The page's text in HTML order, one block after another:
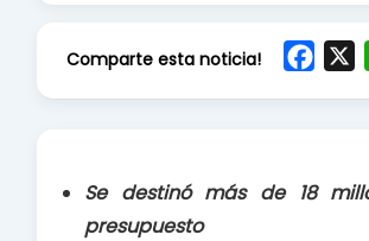
Comparte esta noticia!
b
Se destinó más de 18
presupuesto